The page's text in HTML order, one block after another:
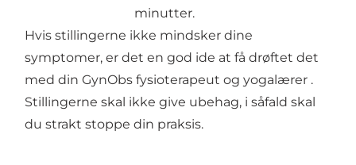
minutter.
Hvis stillingerne ikke mindsker dine
symptomer, er det en god ide at få drøftet det
med din GynObs fysioterapeut og yogalærer .
Stillingerne skal ikke give ubehag, i såfald skal
du strakt stoppe din praksis.